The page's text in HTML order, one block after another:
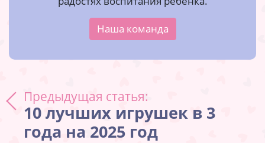
Наша команда
Навигация по записям
Предыдущая статья:
10 лучших игрушек в 3
года на 2025 год